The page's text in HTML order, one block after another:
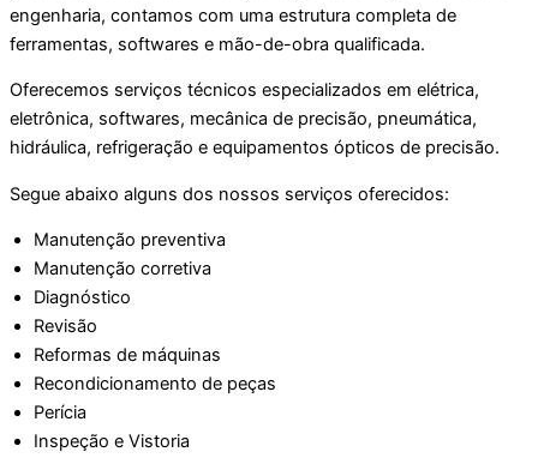
engenharia, contamos com uma estrutura completa de
ferramentas, softwares e mão-de-obra qualificada.
Oferecemos serviços técnicos especializados em elétrica,
eletrônica, softwares, mecânica de precisão, pneumática,
hidráulica, refrigeração e equipamentos ópticos de precisão.
Segue abaixo alguns dos nossos serviços oferecidos:
Manutenção preventiva
Manutenção corretiva
Diagnóstico
Revisão
Reformas de máquinas
Recondicionamento de peças
Perícia
Inspeção e Vistoria